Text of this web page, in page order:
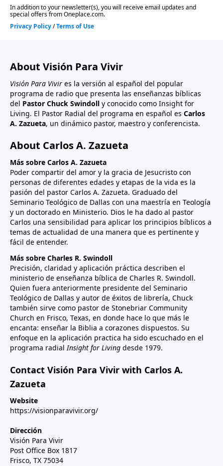
About Visión Para Vivir
Visión Para Vivir es la versión al español del popular
programa de radio que presenta las enseñanzas bíblicas
del Pastor Chuck Swindoll y conocido como Insight for
Living. El Pastor Radial del programa en español es Carlos
A. Zazueta, un dinámico pastor, maestro y conferencista.
About Carlos A. Zazueta
Más sobre Carlos A. Zazueta
Poder compartir del amor y la gracia de Jesucristo con
personas de diferentes edades y etapas de la vida es la
pasión del pastor Carlos A. Zazueta. Graduado del
Seminario Teológico de Dallas con una maestría en Teología
y un doctorado en Ministerio. Dios le ha dado al pastor
Carlos una sensibilidad para aplicar los principios bíblicos a
temas de actualidad de una manera que es pertinente y
fácil de entender.
Más sobre Charles R. Swindoll
Precisión, claridad y aplicación práctica describen el
ministerio de enseñanza bíblica de Charles R. Swindoll.
Quien fuera anteriormente presidente del Seminario
Teológico de Dallas y autor de éxitos de librería, Chuck
también sirve como pastor de Stonebriar Community
Church en Frisco, Texas, en donde hace lo que más le
encanta: enseñar la Biblia a corazones dispuestos. Su
enfoque en la aplicación practica ha sido escuchado en el
programa radialInsight for Living desde 1979.
Contact Visión Para Vivir with Carlos A.
Zazueta
Website
https://visionparavivir.org/
Dirección
Visión Para Vivir
Post Office Box 1817
Frisco, TX 75034